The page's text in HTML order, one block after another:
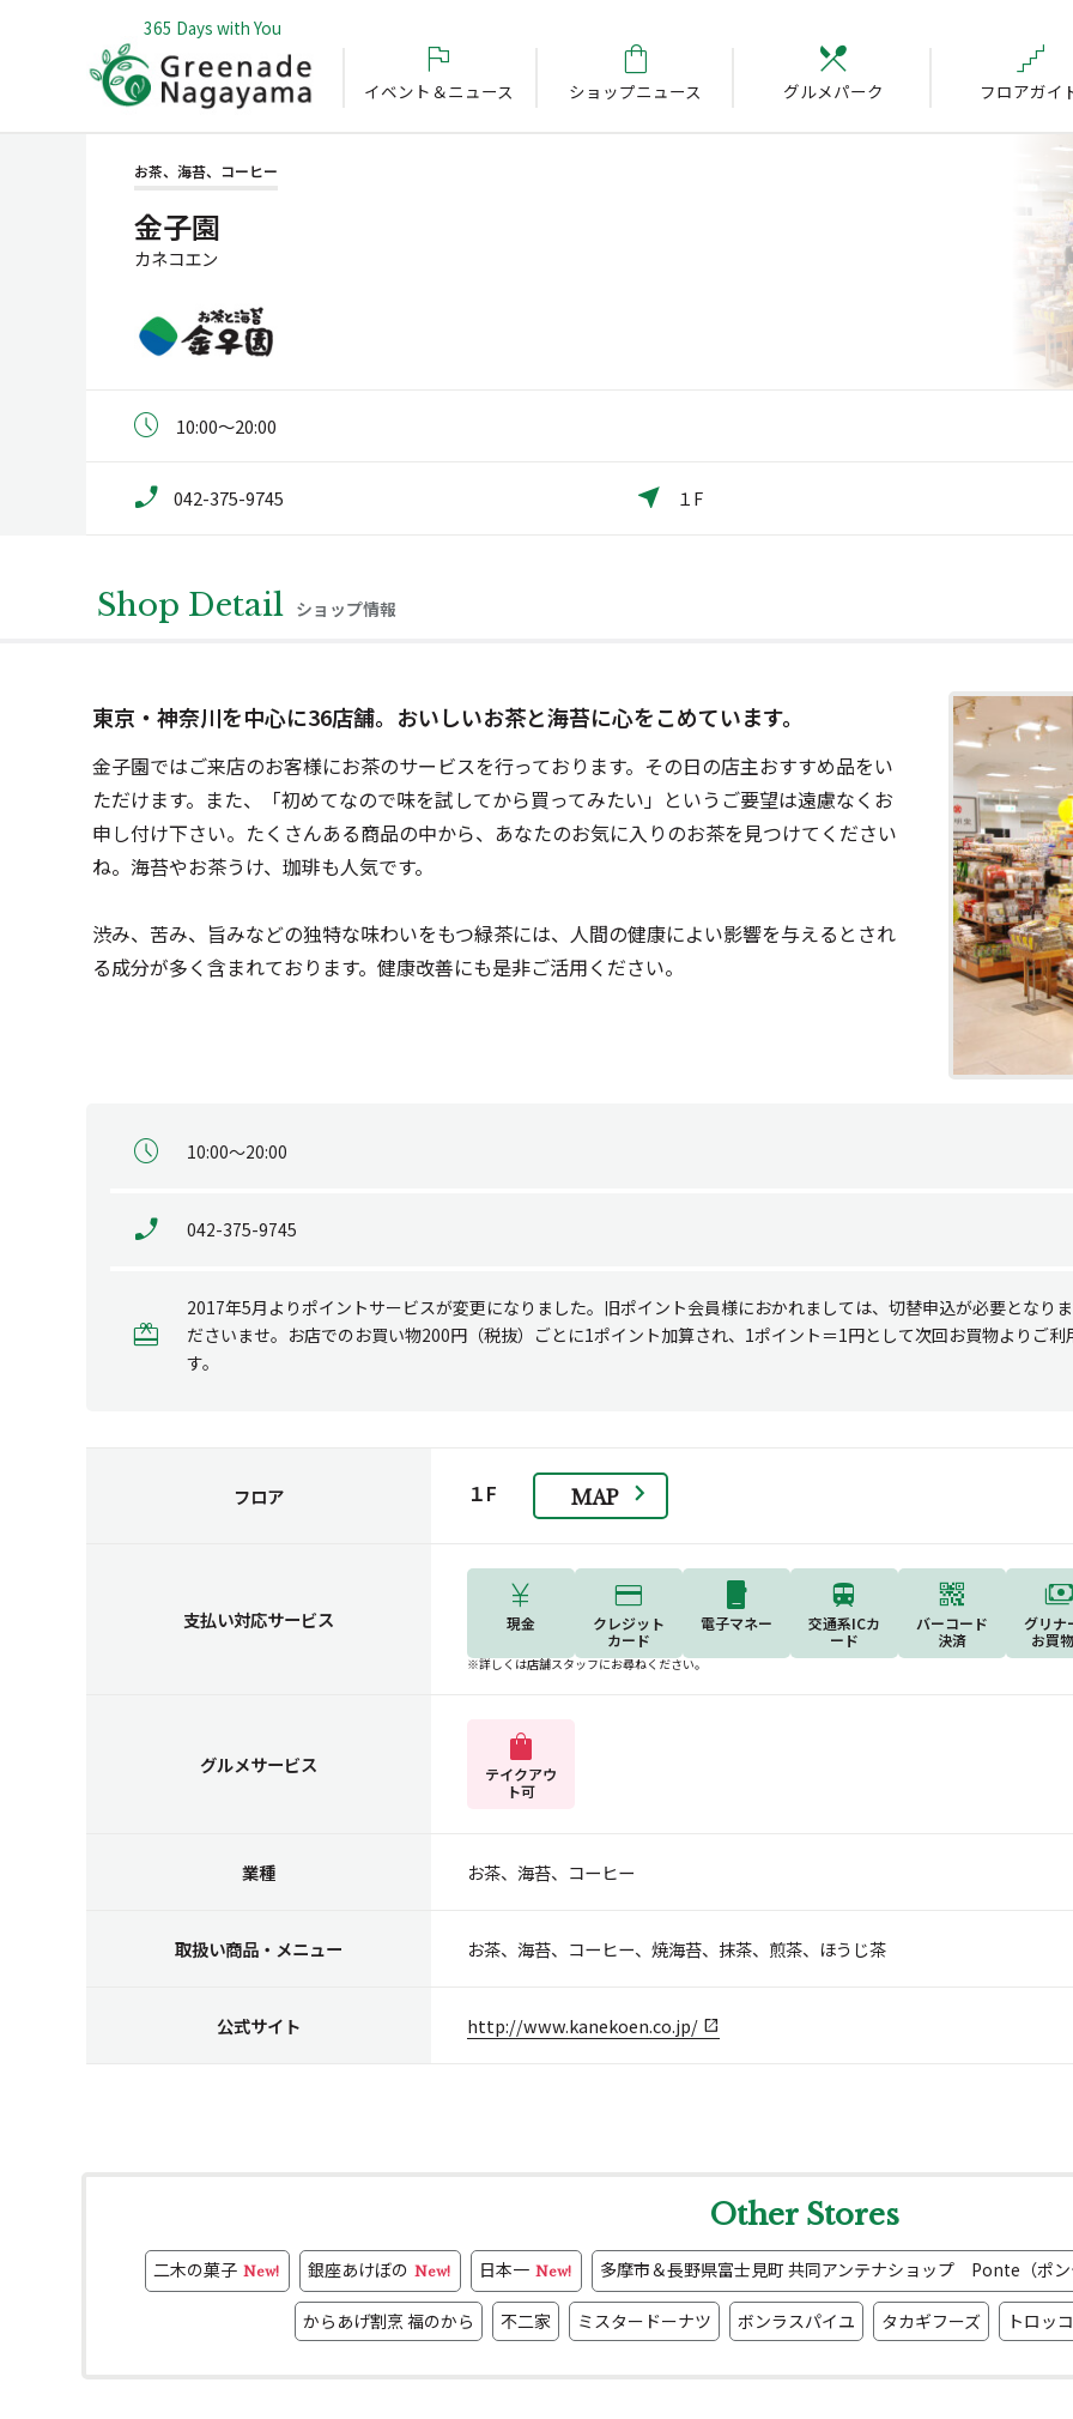
365 Days with You
イベント＆ニュース ショップニュース グルメパーク フロアガイ
お茶、海苔、コーヒー
金子園
カネコエン
10:00～20:00
042-375-9745 １F
Shop Detail ショップ情報
東京・神奈川を中心に36店舗。おいしいお茶と海苔に心をこめています。
金子園ではご来店のお客様にお茶のサービスを行っております。その日の店主おすすめ品をい
ただけます。また、「初めてなので味を試してから買ってみたい」というご要望は遠慮なくお
申し付け下さい。たくさんある商品の中から、あなたのお気に入りのお茶を見つけてください
ね。海苔やお茶うけ、珈琲も人気です。
渋み、苦み、旨みなどの独特な味わいをもつ緑茶には、人間の健康によい影響を与えるとされ
る成分が多く含まれております。健康改善にも是非ご活用ください。
10:00～20:00
042-375-9745
2017年5月よりポイントサービスが変更になりました。旧ポイント会員様におかれましては、切替申込が必要となり
ださいませ。お店でのお買い物200円（税抜）ごとに1ポイント加算され、1ポイント＝1円として次回お買物よりご
す。
フロア １F MAP
支払い対応サービス 現金
クレジット
カード
電子マネー
交通系ICカ
ード
バーコード
決済
グリナ
お買
※詳しくは店舗スタッフにお尋ねください。
グルメサービス
テイクアウ
ト可
業種 お茶、海苔、コーヒー
取扱い商品・メニュー お茶、海苔、コーヒー、焼海苔、抹茶、煎茶、ほうじ茶
公式サイト http://www.kanekoen.co.jp/
Other Stores
二木の菓子 New! 銀座あけぼの New! 日本一 New! 多摩市＆長野県富士見町 共同アンテナショップ Ponte（ポン
からあげ割烹 福のから 不二家 ミスタードーナツ ボンラスパイユ タカギフーズ トロッ